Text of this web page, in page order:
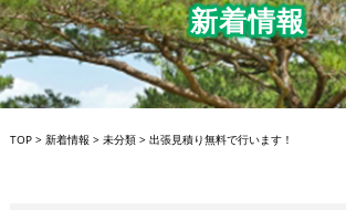
新着情報
TOP> 新着情報 > 未分類> 出張見積り無料で行います！